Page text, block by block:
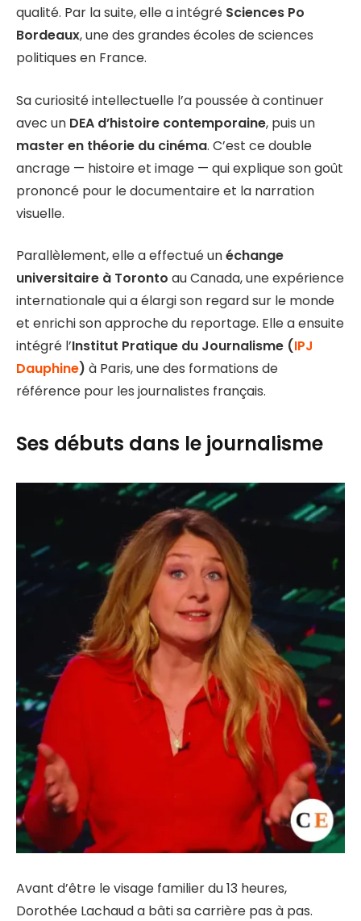
qualité. Par la suite, elle a intégré Sciences Po
Bordeaux, une des grandes écoles de sciences
politiques en France.
Sa curiosité intellectuelle l’a poussée à continuer
avec un DEA d’histoire contemporaine, puis un
master en théorie du cinéma. C’est ce double
ancrage — histoire et image — qui explique son goût
prononcé pour le documentaire et la narration
visuelle.
Parallèlement, elle a effectué unéchange
universitaire à Toronto au Canada, une expérience
internationale qui a élargi son regard sur le monde
et enrichi son approche du reportage. Elle a ensuite
intégré l’Institut Pratique du Journalisme (IPJ
Dauphine) à Paris, une des formations de
référence pour les journalistes français.
Ses débuts dans le journalisme
Avant d’être le visage familier du 13 heures,
Dorothée Lachaud a bâti sa carrière pas à pas.